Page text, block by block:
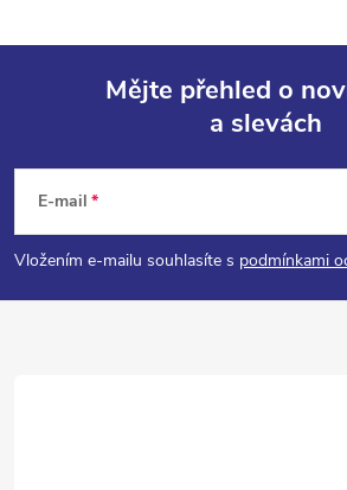
p
Mějte přehled o
a slevách
E-mail
Vložením e-mailu souhlasíte s podmínkami